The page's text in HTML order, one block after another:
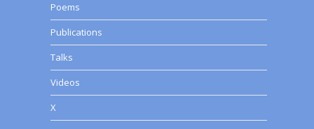
Poems
Publications
Talks
Videos
X